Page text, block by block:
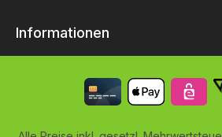
Informationen